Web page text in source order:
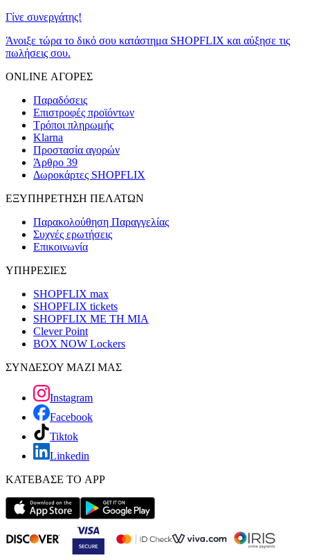
Γίνε συνεργάτης!
Άνοιξε τώρα το δικό σου κατάστημα SHOPFLIX και αύξησε τις
πωλήσεις σου.
ONLINE ΑΓΟΡΕΣ
Παραδόσεις
Επιστροφές προϊόντων
Τρόποι πληρωμής
Klarna
Προστασία αγορών
Άρθρο 39
Δωροκάρτες SHOPFLIX
ΕΞΥΠΗΡΕΤΗΣΗ ΠΕΛΑΤΩΝ
Παρακολούθηση Παραγγελίας
Συχνές ερωτήσεις
Επικοινωνία
ΥΠΗΡΕΣΙΕΣ
SHOPFLIX max
SHOPFLIX tickets
SHOPFLIX ΜΕ ΤΗ ΜΙΑ
Clever Point
BOX NOW Lockers
ΣΥΝΔΕΣΟΥ ΜΑΖΙ ΜΑΣ
Instagram
Facebook
Tiktok
Linkedin
ΚΑΤΕΒΑΣΕ ΤΟ APP